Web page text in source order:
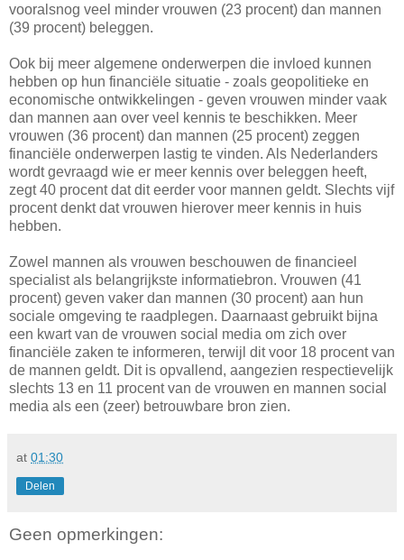
vooralsnog veel minder vrouwen (23 procent) dan mannen
(39 procent) beleggen.
Ook bij meer algemene onderwerpen die invloed kunnen
hebben op hun financiële situatie - zoals geopolitieke en
economische ontwikkelingen - geven vrouwen minder vaak
dan mannen aan over veel kennis te beschikken. Meer
vrouwen (36 procent) dan mannen (25 procent) zeggen
financiële onderwerpen lastig te vinden. Als Nederlanders
wordt gevraagd wie er meer kennis over beleggen heeft,
zegt 40 procent dat dit eerder voor mannen geldt. Slechts vijf
procent denkt dat vrouwen hierover meer kennis in huis
hebben.
Zowel mannen als vrouwen beschouwen de financieel
specialist als belangrijkste informatiebron. Vrouwen (41
procent) geven vaker dan mannen (30 procent) aan hun
sociale omgeving te raadplegen. Daarnaast gebruikt bijna
een kwart van de vrouwen social media om zich over
financiële zaken te informeren, terwijl dit voor 18 procent van
de mannen geldt. Dit is opvallend, aangezien respectievelijk
slechts 13 en 11 procent van de vrouwen en mannen social
media als een (zeer) betrouwbare bron zien.
at 01:30
Delen
Geen opmerkingen: